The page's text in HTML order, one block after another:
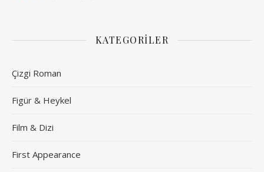
KATEGORILER
Çizgi Roman
Figür & Heykel
Film & Dizi
First Appearance